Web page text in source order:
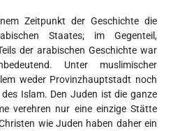
Zeitpunkt der Geschichte die
Staates; im Gegenteil,
der arabischen Geschichte war
Unter muslimischer
weder Provinzhauptstadt noch
Islam. Den Juden ist die ganze
verehren nur eine einzige Stätte
wie Juden haben daher ein